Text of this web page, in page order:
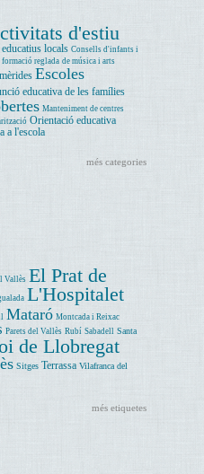
d'estiu
locals Consells d'infants i
formació reglada de música i arts
Escoles
educativa de les famílies
Manteniment de centres
Orientació educativa
a l'escola
més categories
Vallès El Prat de
L'Hospitalet
Mataró Montcada i Reixac
Parets del Vallès Rubí Sabadell Santa
de Llobregat
Sitges Terrassa Vilafranca del
més etiquetes